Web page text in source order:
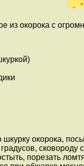
из окорока с
шкурку окорока,
градусов,
порезать